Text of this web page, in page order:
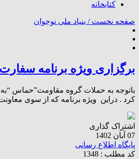
کتابخانه
صفحه نخست / بنیاد ملی نوجوان
برگزاری ویژه برنامه
باتوجه به حملات گروه مقاومت”حماس
کرد . دراین ویژه برنامه که از سوی
اشتراک گذاری
07 آبان 1402
پایگاه اطلاع رسانی
کد مطلب : 1348